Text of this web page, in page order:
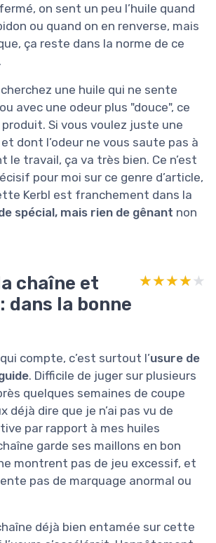
on sent un peu l’huile quand
ou quand on en renverse, mais
ça reste dans la norme de ce
une huile qui ne sente
avec une odeur plus "douce", ce
produit. Si vous voulez juste une
dont l’odeur ne vous saute pas à
le travail, ça va très bien. Ce n’est
pour moi sur ce genre d’article,
Kerbl est franchement dans la
spécial, mais rien de gênant non
chaîne et
dans la bonne
★★★★★
★★★★★
compte, c’est surtout l’usure de
. Difficile de juger sur plusieurs
quelques semaines de coupe
déjà dire que je n’ai pas vu de
par rapport à mes huiles
garde ses maillons en bon
montrent pas de jeu excessif, et
pas de marquage anormal ou
déjà bien entamée sur cette